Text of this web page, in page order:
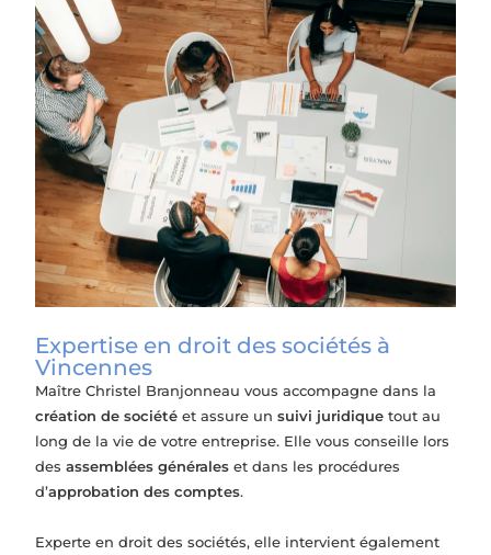
Expertise en droit des sociétés à
Vincennes
Maître Christel Branjonneau vous accompagne dans la
création de société et assure unsuivi juridiquetout au
long de la vie de votre entreprise. Elle vous conseille lors
desassemblées générales et dans les procédures
d’approbation des comptes.
Experte en droit des sociétés, elle intervient également